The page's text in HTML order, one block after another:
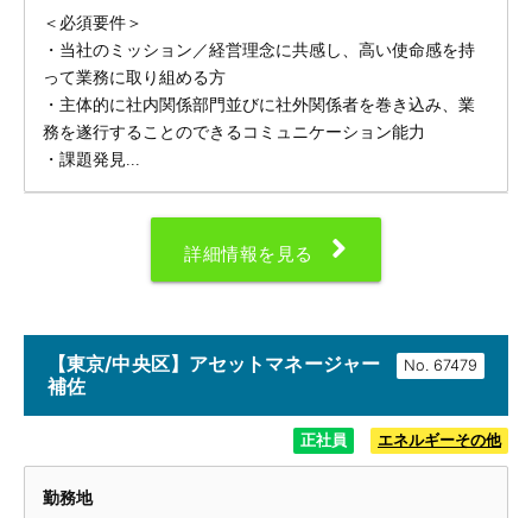
＜必須要件＞
・当社のミッション／経営理念に共感し、高い使命感を持
って業務に取り組める方
・主体的に社内関係部門並びに社外関係者を巻き込み、業
務を遂行することのできるコミュニケーション能力
・課題発見...
詳細情報を見る
No.
【東京/中央区】アセットマネージャー
補佐
正社員 エネルギーその他
勤務地